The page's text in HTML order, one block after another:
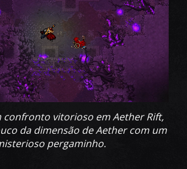
confronto vitorioso em Aether Rift,
da dimensão de Aether com um
pergaminho.